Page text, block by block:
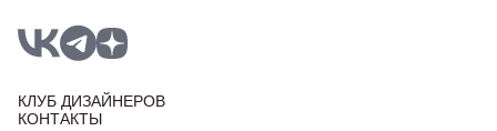
КЛУБ ДИЗАЙНЕРОВ
КОНТАКТЫ